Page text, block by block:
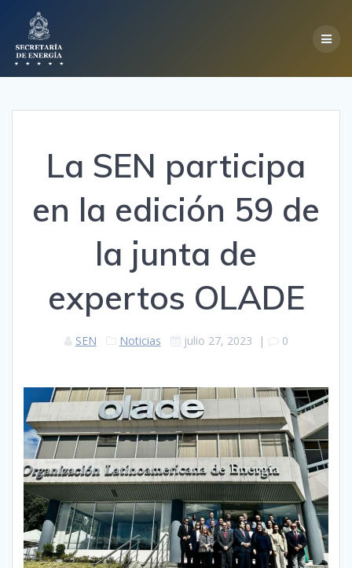
La SEN participa
en la edición 59 de
la junta de
expertos OLADE
SEN Noticias julio 27, 2023 | 0